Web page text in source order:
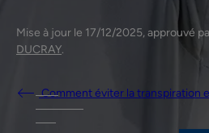
Mise à jour le 17/12/2025, approuvé
DUCRAY.
Comment éviter la transpiration